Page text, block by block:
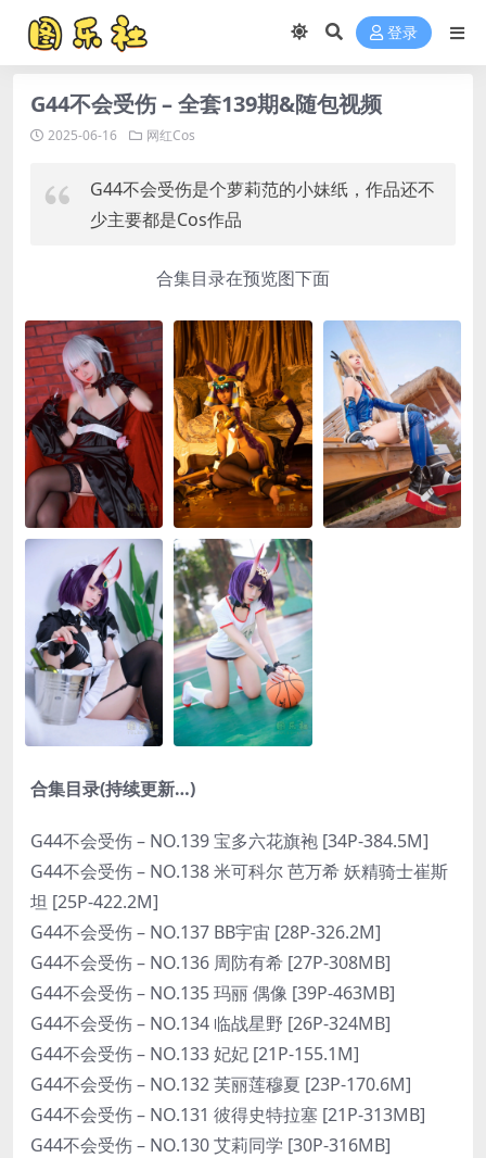
登录
G44不会受伤 – 全套139期&随包视频
2025-06-16 网红Cos
G44不会受伤是个萝莉范的小妹纸，作品还不
少主要都是Cos作品
合集目录在预览图下面
合集目录(持续更新…)
G44不会受伤 – NO.139 宝多六花旗袍 [34P-384.5M]
G44不会受伤 – NO.138 米可科尔 芭万希 妖精骑士崔斯
坦 [25P-422.2M]
G44不会受伤 – NO.137 BB宇宙 [28P-326.2M]
G44不会受伤 – NO.136 周防有希 [27P-308MB]
G44不会受伤 – NO.135 玛丽 偶像 [39P-463MB]
G44不会受伤 – NO.134 临战星野 [26P-324MB]
G44不会受伤 – NO.133 妃妃 [21P-155.1M]
G44不会受伤 – NO.132 芙丽莲穆夏 [23P-170.6M]
G44不会受伤 – NO.131 彼得史特拉塞 [21P-313MB]
G44不会受伤 – NO.130 艾莉同学 [30P-316MB]